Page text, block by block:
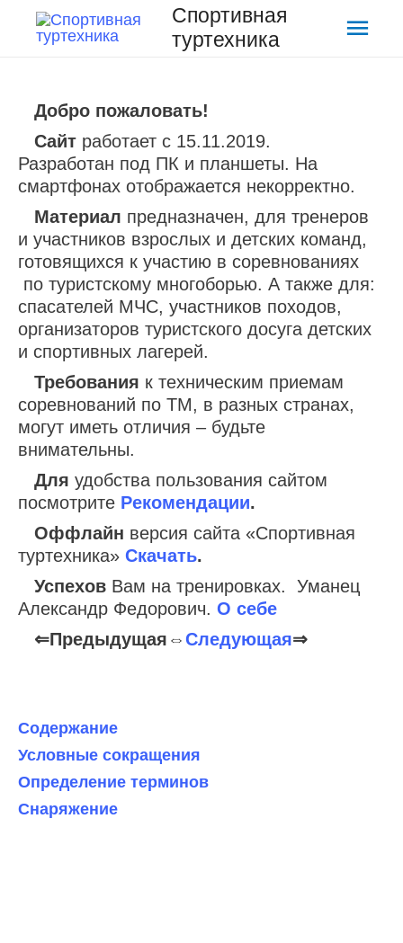
Спортивная
туртехника
Добро пожаловать!
Сайт работает с 15.11.2019.
Разработан под ПК и планшеты. На
смартфонах отображается некорректно.
Материал предназначен, для тренеров
и участников взрослых и детских команд,
готовящихся к участию в соревнованиях
по туристскому многоборью. А также для:
спасателей МЧС, участников походов,
организаторов туристского досуга детских
и спортивных лагерей.
Требования к техническим приемам
соревнований по ТМ, в разных странах,
могут иметь отличия – будьте
внимательны.
Для удобства пользования сайтом
посмотрите Рекомендации.
Оффлайн версия сайта «Спортивная
туртехника» Скачать.
Успехов Вам на тренировках. Уманец
Александр Федорович. О себе
⇐Предыдущая⇔Следующая⇒
Содержание
Условные сокращения
Определение терминов
Снаряжение